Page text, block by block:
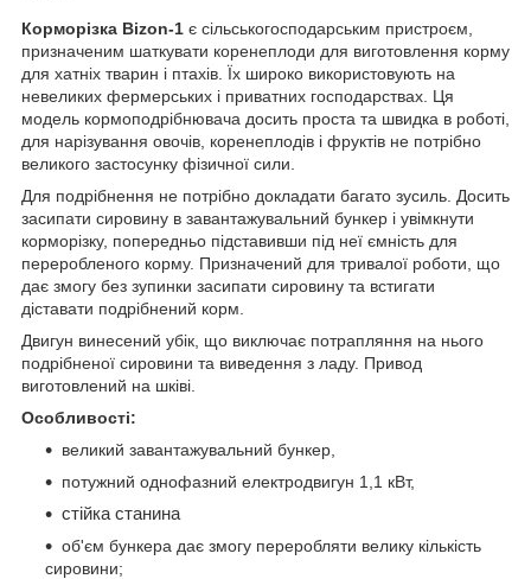
Корморізка Bizon-1 є сільськогосподарським пристроєм,
призначеним шаткувати коренеплоди для виготовлення корму
для хатніх тварин і птахів. Їх широко використовують на
невеликих фермерських і приватних господарствах. Ця
модель кормоподрібнювача досить проста та швидка в роботі,
для нарізування овочів, коренеплодів і фруктів не потрібно
великого застосунку фізичної сили.
Для подрібнення не потрібно докладати багато зусиль. Досить
засипати сировину в завантажувальний бункер і увімкнути
корморізку, попередньо підставивши під неї ємність для
переробленого корму. Призначений для тривалої роботи, що
дає змогу без зупинки засипати сировину та встигати
діставати подрібнений корм.
Двигун винесений убік, що виключає потрапляння на нього
подрібненої сировини та виведення з ладу. Привод
виготовлений на шківі.
Особливості:
великий завантажувальний бункер,
потужний однофазний електродвигун 1,1 кВт,
стійка станина
об'єм бункера дає змогу переробляти велику кількість
сировини;